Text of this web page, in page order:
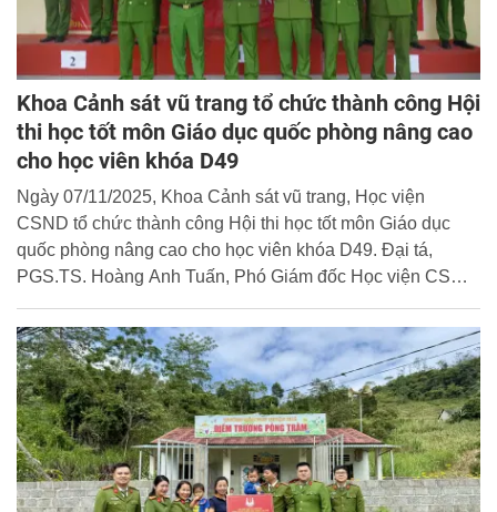
Khoa Cảnh sát vũ trang tổ chức thành công Hội
thi học tốt môn Giáo dục quốc phòng nâng cao
cho học viên khóa D49
Ngày 07/11/2025, Khoa Cảnh sát vũ trang, Học viện
CSND tổ chức thành công Hội thi học tốt môn Giáo dục
quốc phòng nâng cao cho học viên khóa D49. Đại tá,
PGS.TS. Hoàng Anh Tuấn, Phó Giám đốc Học viện CSND